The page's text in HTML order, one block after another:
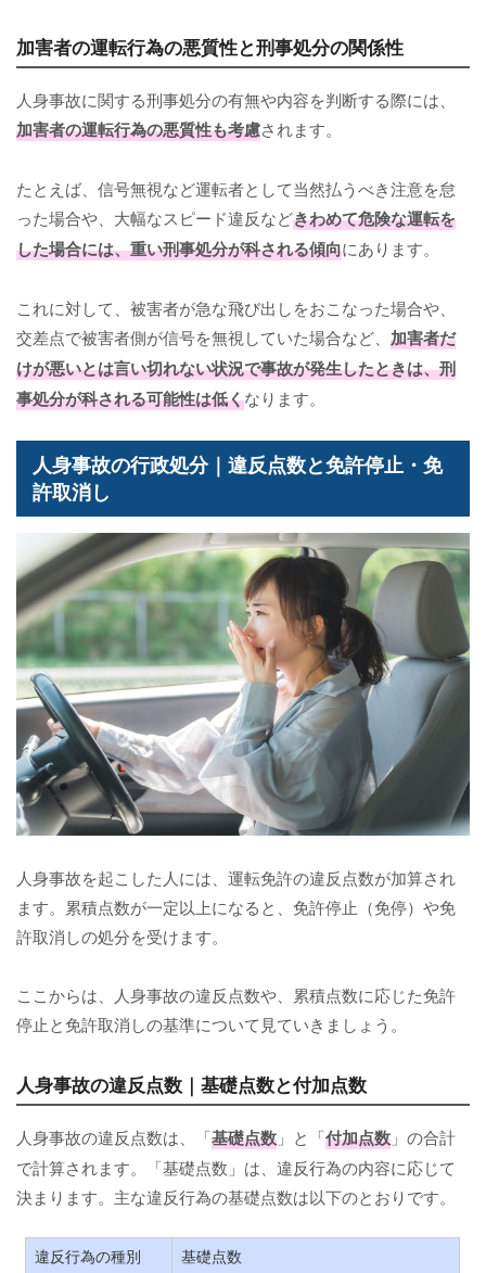
加害者の運転行為の悪質性と刑事処分の関係性
人身事故に関する刑事処分の有無や内容を判断する際には、
加害者の運転行為の悪質性も考慮されます。
たとえば、信号無視など運転者として当然払うべき注意を怠
った場合や、大幅なスピード違反などきわめて危険な運転を
した場合には、重い刑事処分が科される傾向にあります。
これに対して、被害者が急な飛び出しをおこなった場合や、
交差点で被害者側が信号を無視していた場合など、 加害者だ
けが悪いとは言い切れない状況で事故が発生したときは、刑
事処分が科される可能性は低くなります。
人身事故の行政処分｜違反点数と免許停止・免
許取消し
人身事故を起こした人には、運転免許の違反点数が加算され
ます。累積点数が一定以上になると、免許停止（免停）や免
許取消しの処分を受けます。
ここからは、人身事故の違反点数や、累積点数に応じた免許
停止と免許取消しの基準について見ていきましょう。
人身事故の違反点数｜基礎点数と付加点数
人身事故の違反点数は、「基礎点数 」と「付加点数 」の合計
で計算されます。「基礎点数」は、違反行為の内容に応じて
決まります。主な違反行為の基礎点数は以下のとおりです。
違反行為の種別
基礎点数